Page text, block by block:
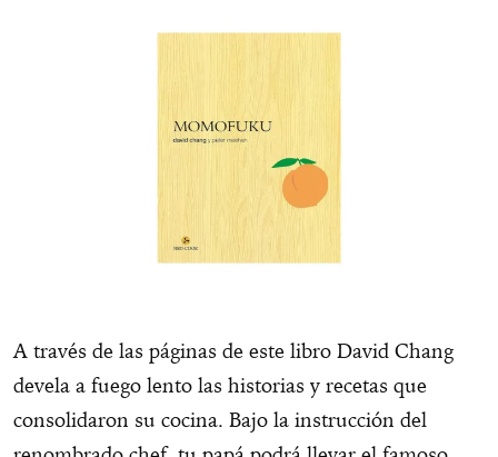
A través de las páginas de este libro David Chang
devela a fuego lento las historias y recetas que
consolidaron su cocina. Bajo la instrucción del